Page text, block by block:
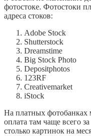
фотостоке. Фотостоки
адреса стоков:
Adobe Stock
Shutterstock
Dreamstime
Big Stock Photo
Depositphotos
123RF
Creativemarket
iStock
На платных
оплата там чаще всего
столько картинок на